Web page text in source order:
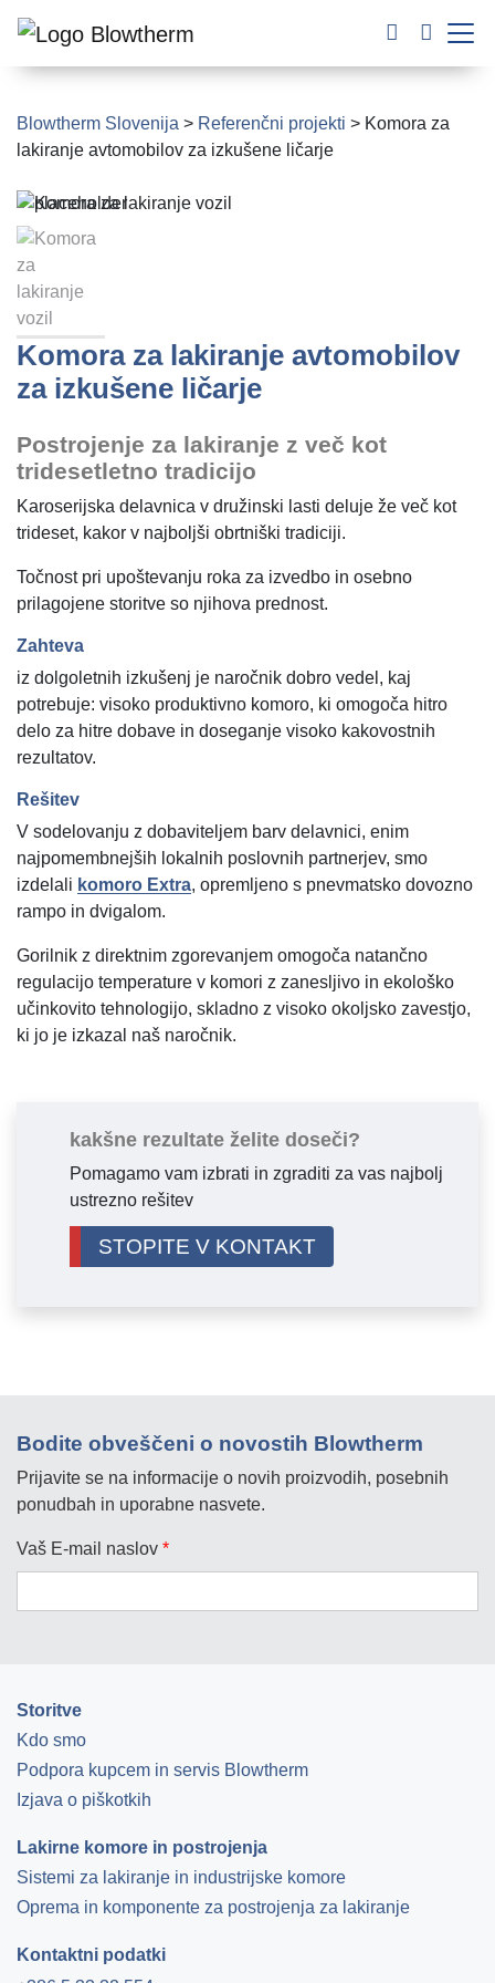
Blowtherm Slovenija > Referenčni projekti > Komora za
lakiranje avtomobilov za izkušene ličarje
Komora za lakiranje avtomobilov
za izkušene ličarje
Postrojenje za lakiranje z več kot
tridesetletno tradicijo
Karoserijska delavnica v družinski lasti deluje že več kot
trideset, kakor v najboljši obrtniški tradiciji.
Točnost pri upoštevanju roka za izvedbo in osebno
prilagojene storitve so njihova prednost.
Zahteva
iz dolgoletnih izkušenj je naročnik dobro vedel, kaj
potrebuje: visoko produktivno komoro, ki omogoča hitro
delo za hitre dobave in doseganje visoko kakovostnih
rezultatov.
Rešitev
V sodelovanju z dobaviteljem barv delavnici, enim
najpomembnejših lokalnih poslovnih partnerjev, smo
izdelali komoro Extra, opremljeno s pnevmatsko dovozno
rampo in dvigalom.
Gorilnik z direktnim zgorevanjem omogoča natančno
regulacijo temperature v komori z zanesljivo in ekološko
učinkovito tehnologijo, skladno z visoko okoljsko zavestjo,
ki jo je izkazal naš naročnik.
kakšne rezultate želite doseči?
Pomagamo vam izbrati in zgraditi za vas najbolj
ustrezno rešitev
STOPITE V KONTAKT
Bodite obveščeni o novostih Blowtherm
Prijavite se na informacije o novih proizvodih, posebnih
ponudbah in uporabne nasvete.
Vaš E-mail naslov *
Storitve
Kdo smo
Podpora kupcem in servis Blowtherm
Izjava o piškotkih
Lakirne komore in postrojenja
Sistemi za lakiranje in industrijske komore
Oprema in komponente za postrojenja za lakiranje
Kontaktni podatki